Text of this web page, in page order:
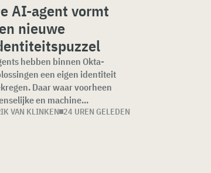
AI-agent vormt
nieuwe
hebben binnen Okta-
een eigen identiteit
Daar waar voorheen
en machine...
VAN KLINKEN 24 UREN GELEDEN